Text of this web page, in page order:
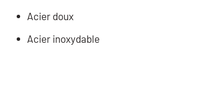
Acier doux
Acier inoxydable